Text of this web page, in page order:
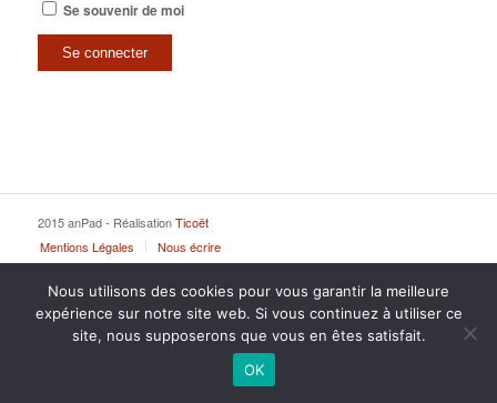
Se souvenir de moi
2015 anPad - RéalisationTicoët
Mentions Légales
Nous écrire
Nous utilisons des cookies pour vous garantir la meilleure
expérience sur notre site web. Si vous continuez à utiliser ce
site, nous supposerons que vous en êtes satisfait.
OK